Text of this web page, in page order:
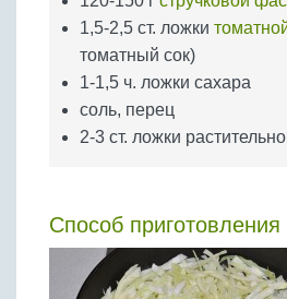
1,5-2,5 ст. ложки
томатный сок)
1-1,5 ч. ложки сахара
соль, перец
2-3 ст. ложки
Способ приготовления